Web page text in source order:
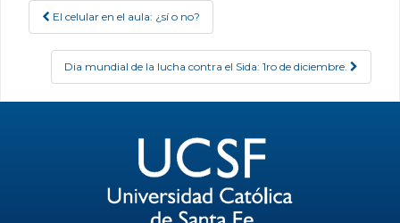
Post navigation
El celular en el aula: ¿sí o no?
Dia mundial de la lucha contra el Sida: 1ro de diciembre.